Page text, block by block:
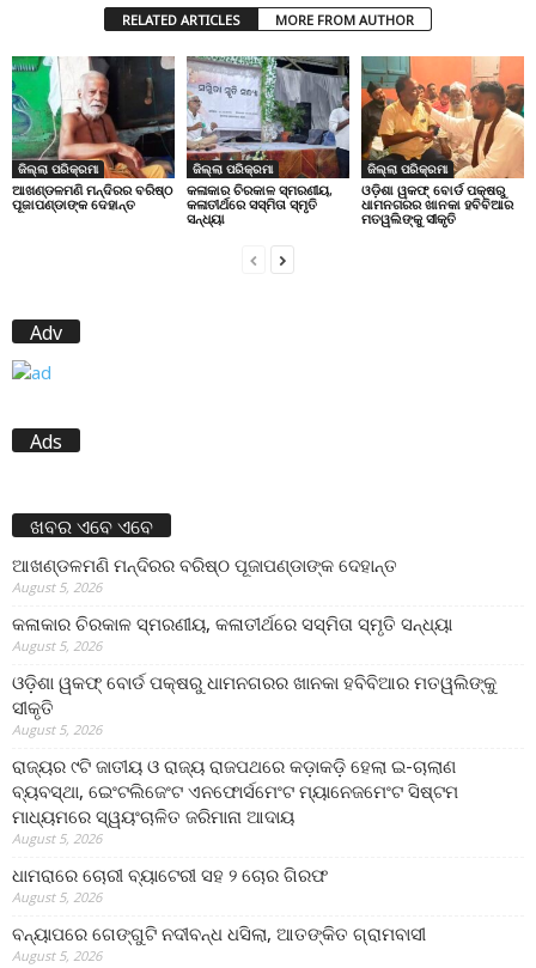
RELATED ARTICLES MORE FROM AUTHOR
ଜିଲ୍ଲା ପରିକ୍ରମା
ଆଖଣ୍ଡଳମଣି ମନ୍ଦିରର ବରିଷ୍ଠ
ପୂଜାପଣ୍ଡାଙ୍କ ଦେହାନ୍ତ
ଜିଲ୍ଲା ପରିକ୍ରମା
କଳାକାର ଚିରକାଳ ସ୍ମରଣୀୟ,
କଳାତୀର୍ଥରେ ସସ୍ମିତା ସ୍ମୃତି
ସନ୍ଧ୍ୟା
ଜିଲ୍ଲା ପରିକ୍ରମା
ଓଡ଼ିଶା ୱକଫ୍ ବୋର୍ଡ ପକ୍ଷରୁ
ଧାମନଗରର ଖାନକା ହବିବିଆର
ମତୱଲିଙ୍କୁ ସୀକୃତି
Adv
Ads
ଖବର ଏବେ ଏବେ
ଆଖଣ୍ଡଳମଣି ମନ୍ଦିରର ବରିଷ୍ଠ ପୂଜାପଣ୍ଡାଙ୍କ ଦେହାନ୍ତ
August 5, 2026
କଳାକାର ଚିରକାଳ ସ୍ମରଣୀୟ, କଳାତୀର୍ଥରେ ସସ୍ମିତା ସ୍ମୃତି ସନ୍ଧ୍ୟା
August 5, 2026
ଓଡ଼ିଶା ୱକଫ୍ ବୋର୍ଡ ପକ୍ଷରୁ ଧାମନଗରର ଖାନକା ହବିବିଆର ମତୱଲିଙ୍କୁ
ସୀକୃତି
August 5, 2026
ରାଜ୍ୟର ୯ଟି ଜାତୀୟ ଓ ରାଜ୍ୟ ରାଜପଥରେ କଡ଼ାକଡ଼ି ହେଲା ଇ-ଚାଲାଣ
ବ୍ୟବସ୍ଥା, ଇେଂଟଲିଜେଂଟ ଏନଫୋର୍ସମେଂଟ ମ୍ୟାନେଜମେଂଟ ସିଷ୍ଟମ
ମାଧ୍ୟମରେ ସ୍ୱୟଂଚାଳିତ ଜରିମାନା ଆଦାୟ
August 5, 2026
ଧାମରାରେ ଚୋରୀ ବ୍ୟାଟେରୀ ସହ ୨ ଚୋର ଗିରଫ
August 5, 2026
ବନ୍ୟାପରେ ଗେଙ୍ଗୁଟି ନଦୀବନ୍ଧ ଧସିଲା, ଆତଙ୍କିତ ଗ୍ରାମବାସୀ
August 5, 2026